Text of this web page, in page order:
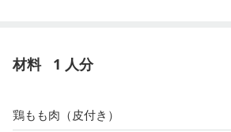
材料 1 人分
鶏もも肉（皮付き）